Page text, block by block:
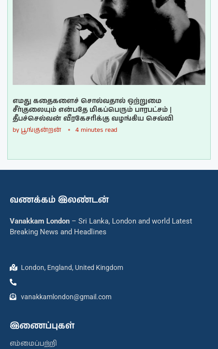
எமது கதைகளைச் சொல்வதால் ஒற்றுமை
சீர்குலையும் என்பதே மிகப்பெரும் பாரபட்சம் |
தீபச்செல்வன் வீரகேசரிக்கு வழங்கிய செவ்வி
by பூங்குன்றன் 4 minutes read
வணக்கம் இலண்டன்
Vanakkam London – Sri Lanka, London and world Latest
Breaking News and Headlines
London, England, United Kingdom
vanakkamlondon@gmail.com
இணைப்புகள்
எம்மைப்பற்றி